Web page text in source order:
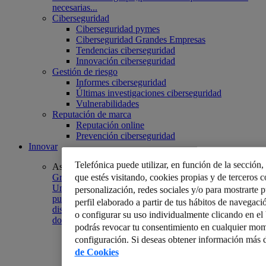
necesarias...
Ciberseguridad
Ciberseguridad pymes
Ciberseguridad Grandes Empresas
Tendencias ciberseguridad
Innovación ciberseguridad
Gestión de riesgo
Informes ciberseguridad
Últimas investigaciones ciberseguridad
Vulnerabilidades
Reputación de marca
Reputación online
Prevención ciberseguridad
Innovar
Asunción Larrinaga
Grupo Soledad, la atención más dinámica a sus clientes
Un centro de atención de llamadas para una empresa
puede ser la pasarela hacia el triunfo por donde
discurre la satisfacción de sus clientes o el pozo negro
donde se...
Telefónica puede utilizar, en función de la
que estés visitando, cookies propias y de terceros
personalización, redes sociales y/o para mostrarte
perfil elaborado a partir de tus hábitos de
o configurar su uso individualmente clicando en
podrás revocar tu consentimiento en cualquier
configuración. Si deseas obtener información más
de Cookies